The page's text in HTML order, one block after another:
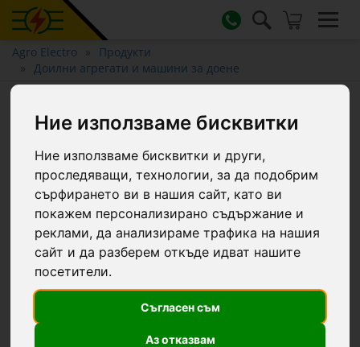
Ние използваме бисквитки
Ние използваме бисквитки и други,
проследяващи, технологии, за да подобрим
сърфирането ви в нашия сайт, като ви
покажем персонализирано съдържание и
реклами, да анализираме трафика на нашия
сайт и да разберем откъде идват нашите
посетители.
Съгласен съм
Аз отказвам
Agro Electro
Продукти
Доилни агрегати и машини за доене
Четка за почистване на
маркуча за мляко, 150 см